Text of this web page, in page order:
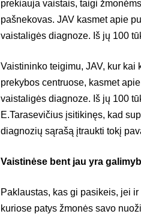
prekiauja vaistais, taigi
pašnekovas. JAV kasmet apie
vaistaligės diagnoze. Iš jų 100
Vaistininko teigimu, JAV, kur
prekybos centruose, kasmet
vaistaligės diagnoze. Iš jų 100
E.Tarasevičius įsitikinęs, kad
diagnozių sąrašą įtraukti tokį
Vaistinėse bent jau yra
Paklaustas, kas gi pasikeis, jei
kuriose patys žmonės savo